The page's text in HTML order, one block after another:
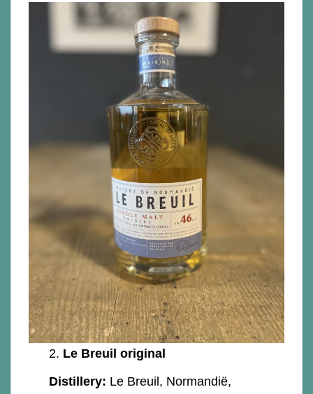
2. Le Breuil original
Distillery: Le Breuil, Normandië,